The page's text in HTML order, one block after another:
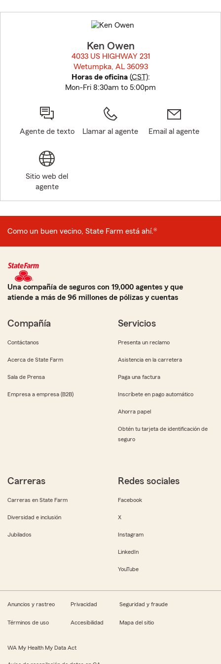
to
before
Ken Owen
4033 US HIGHWAY 231
Wetumpka, AL 36093
Horas de oficina(CST):
Mon-Fri 8:30am to 5:00pm
Agente de texto Llamar al agente Email al agente
Sitio web del
agente
Como un buen vecino, State Farm está ahí.®
Una compañía de seguros con 19,000 agentes y que
atiende a más de 96 millones de pólizas y cuentas
Compañía
Contáctanos
Acerca de State Farm
Sala de Prensa
Empresa a empresa (B2B)
Servicios
Presenta un reclamo
Asistencia en la carretera
Paga una factura
Inscríbete en pago automático
Ahorra papel
Obtén tu tarjeta de identificación de
seguro
Carreras
Carreras en State Farm
Diversidad e inclusión
Jubilados
Redes sociales
Facebook
X
Instagram
LinkedIn
YouTube
Anuncios y rastreo Privacidad Seguridad y fraude
Términos de uso Accesibilidad Mapa del sitio
WA My Health My Data Act